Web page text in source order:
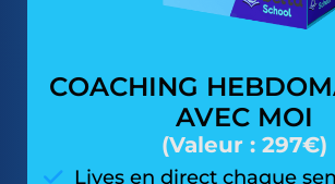
COACHING
AVEC MOI
(Valeur : 297€)
Lives en direct chaque